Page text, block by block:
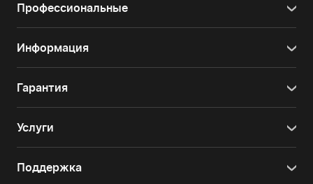
Профессиональные
Информация
Гарантия
Услуги
Поддержка